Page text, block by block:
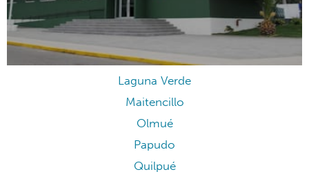
Laguna Verde
Maitencillo
Olmué
Papudo
Quilpué